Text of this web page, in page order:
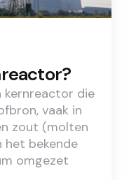
kernreactor die
vaak in
zout (molten
het bekende
omgezet